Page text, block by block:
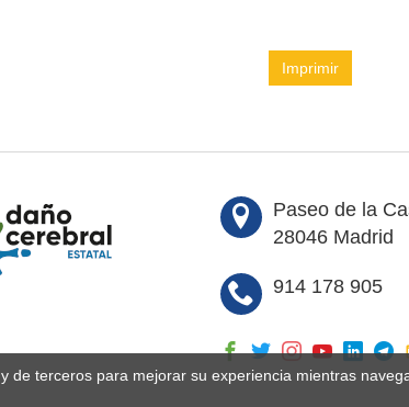
Imprimir
Paseo de la
28046 Madrid
914 178 905
de terceros para mejorar su experiencia mientras